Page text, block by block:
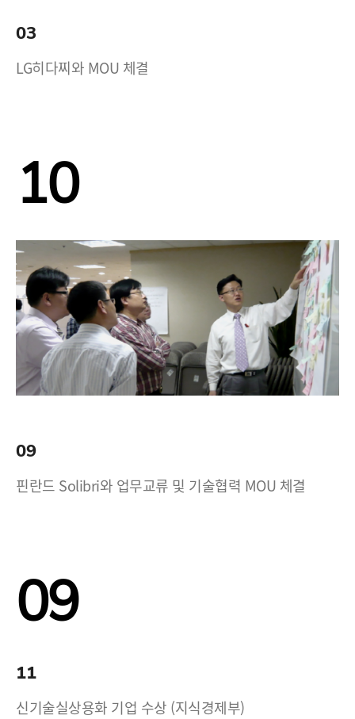
03
LG히다찌와 MOU 체결
10
09
핀란드 Solibri와 업무교류 및 기술협력 MOU 체결
09
11
신기술실상용화 기업 수상 (지식경제부)